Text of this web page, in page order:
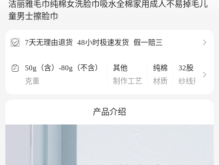
洁丽雅毛巾纯棉女洗脸巾吸水全棉家用成人不易掉毛儿
童男士擦脸巾
7天无理由退货 48小时极速发货 假一赔三
50g（含）-80g（不含）
克重
其他
制作工艺
纯棉
材质
32股
纱线规格
产品介绍